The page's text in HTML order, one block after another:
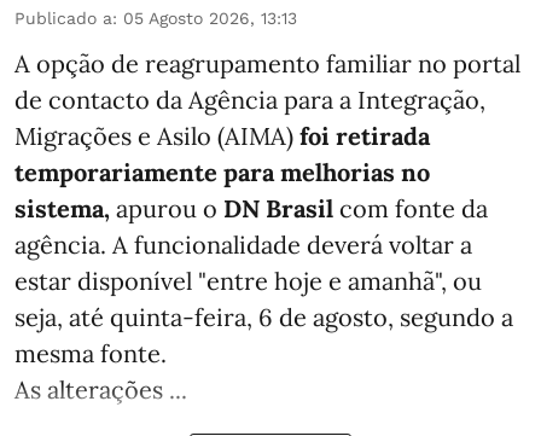
Publicado a: 05 Agosto 2026, 13:13
A opção de reagrupamento familiar no portal
de contacto da Agência para a Integração,
Migrações e Asilo (AIMA) foi retirada
temporariamente para melhorias no
sistema, apurou o DN Brasil com fonte da
agência. A funcionalidade deverá voltar a
estar disponível "entre hoje e amanhã", ou
seja, até quinta-feira, 6 de agosto, segundo a
mesma fonte.
As alterações ...